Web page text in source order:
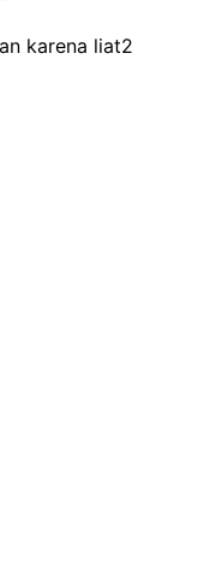
karena liat2